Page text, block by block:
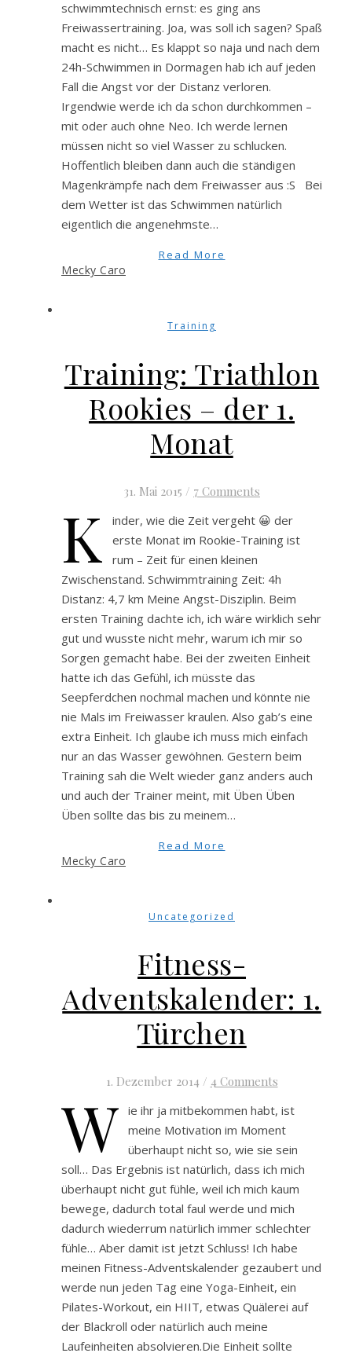
schwimmtechnisch ernst: es ging ans
Freiwassertraining. Joa, was soll ich sagen? Spaß
macht es nicht… Es klappt so naja und nach dem
24h-Schwimmen in Dormagen hab ich auf jeden
Fall die Angst vor der Distanz verloren.
Irgendwie werde ich da schon durchkommen –
mit oder auch ohne Neo. Ich werde lernen
müssen nicht so viel Wasser zu schlucken.
Hoffentlich bleiben dann auch die ständigen
Magenkrämpfe nach dem Freiwasser aus :S Bei
dem Wetter ist das Schwimmen natürlich
eigentlich die angenehmste…
Read More
Mecky Caro
Training
Training: Triathlon
Rookies – der 1.
Monat
31. Mai 2015 / 7 Comments
K
inder, wie die Zeit vergeht 😀 der
erste Monat im Rookie-Training ist
rum – Zeit für einen kleinen
Zwischenstand. Schwimmtraining Zeit: 4h
Distanz: 4,7 km Meine Angst-Disziplin. Beim
ersten Training dachte ich, ich wäre wirklich sehr
gut und wusste nicht mehr, warum ich mir so
Sorgen gemacht habe. Bei der zweiten Einheit
hatte ich das Gefühl, ich müsste das
Seepferdchen nochmal machen und könnte nie
nie Mals im Freiwasser kraulen. Also gab’s eine
extra Einheit. Ich glaube ich muss mich einfach
nur an das Wasser gewöhnen. Gestern beim
Training sah die Welt wieder ganz anders auch
und auch der Trainer meint, mit Üben Üben
Üben sollte das bis zu meinem…
Read More
Mecky Caro
Uncategorized
Fitness-
Adventskalender: 1.
Türchen
1. Dezember 2014 / 4 Comments
W ie ihr ja mitbekommen habt, ist
meine Motivation im Moment
überhaupt nicht so, wie sie sein
soll… Das Ergebnis ist natürlich, dass ich mich
überhaupt nicht gut fühle, weil ich mich kaum
bewege, dadurch total faul werde und mich
dadurch wiederrum natürlich immer schlechter
fühle… Aber damit ist jetzt Schluss! Ich habe
meinen Fitness-Adventskalender gezaubert und
werde nun jeden Tag eine Yoga-Einheit, ein
Pilates-Workout, ein HIIT, etwas Quälerei auf
der Blackroll oder natürlich auch meine
Laufeinheiten absolvieren.Die Einheit sollte